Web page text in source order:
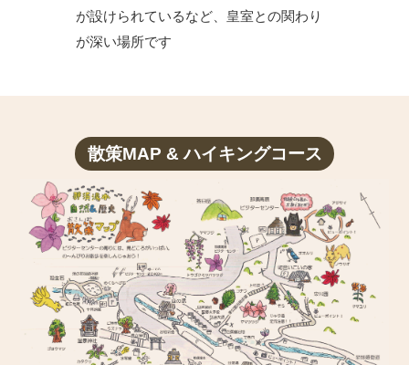
が設けられているなど、皇室との関わり
が深い場所です
散策MAP & ハイキングコース